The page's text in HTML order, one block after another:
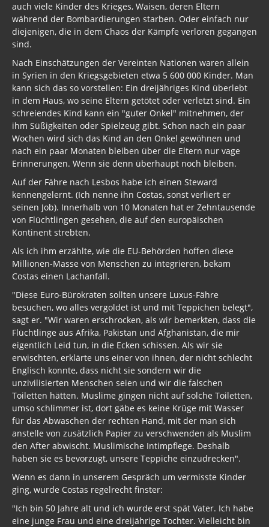
auch viele Kinder des Krieges, Waisen, deren Eltern
während der Bombardierungen starben. Oder einfach nur
diejenigen, die in dem Chaos der Kämpfe verloren gegangen
sind.
Nach Einschätzungen der Vereinten Nationen waren allein
in Syrien in den Kriegsgebieten etwa 5 600 000 Kinder. Man
kann sich das so vorstellen: Ein dreijähriges Kind überlebt
in dem Haus, wo seine Eltern getötet oder verletzt sind. Ein
schreiendes Kind kann ein "guter Onkel" mitnehmen, der
ihm Süßigkeiten oder Spielzeug gibt. Schon nach ein paar
Wochen wird sich das Kind an den Onkel gewöhnen und
nach ein paar Monaten bleiben über die Eltern nur vage
Erinnerungen. Wenn sie denn überhaupt noch bleiben.
Auf der Fähre nach Lesbos habe ich einen Steward
kennengelernt. (Ich nenne ihn Costas, sonst verliert er
seinen Job). Innerhalb von 10 Monaten hat er Zehntausende
von Flüchtlingen gesehen, die auf den europäischen
Kontinent strebten.
Als ich ihm erzählte, wie die EU-Behörden hoffen diese
Millionen-Masse von Menschen zu integrieren, bekam
Costas einen Lachanfall.
"Diese Euro-Bürokraten sollten unsere Luxus-Fähre
besuchen, wo alles vergoldet ist und mit Teppichen belegt",
sagt er. "Wir waren erschrocken, als wir bemerkten, dass die
Flüchtlinge aus Afrika, Pakistan und Afghanistan, die mir
eigentlich Leid tun, in die Ecken schissen. Als wir sie
erwischten, erklärte uns einer von ihnen, der nicht schlecht
Englisch konnte, dass nicht sie sondern wir die
unzivilisierten Menschen seien und wir die falschen
Toiletten hätten. Muslime gingen nicht auf solche Toiletten,
umso schlimmer ist, dort gäbe es keine Krüge mit Wasser
für das Abwaschen der rechten Hand, mit der man sich
anstelle von zusätzlich Papier zu verschwenden als Muslim
den After abwischt. Muslimische Intimpflege. Deshalb
haben sie es bevorzugt, unsere Teppiche einzudrecken".
Wenn es dann in unserem Gespräch um vermisste Kinder
ging, wurde Costas regelrecht finster:
"Ich bin 50 Jahre alt und ich wurde erst spät Vater. Ich habe
eine junge Frau und eine dreijährige Tochter. Vielleicht bin